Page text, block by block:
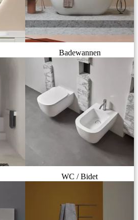
Badewannen
WC / Bidet